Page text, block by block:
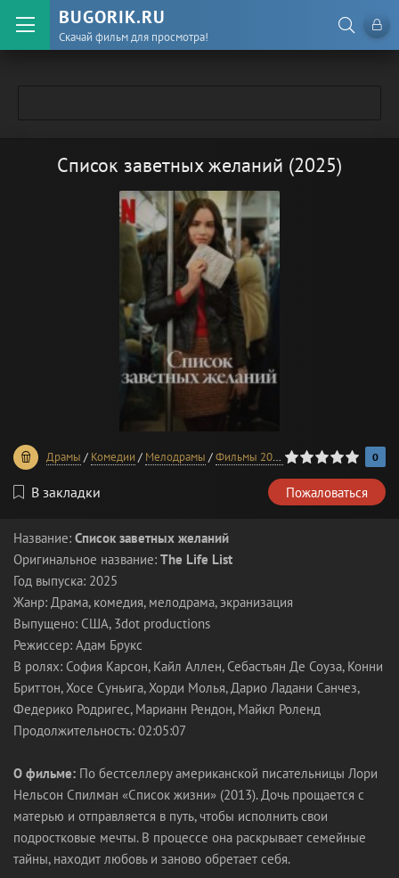
BUGORIK.RU
Скачай фильм для просмотра!
Список заветных желаний (2025)
Драмы / Комедии / Мелодрамы /Фильмы 2025 года
0 1 2 3 4 5 0
В закладки Пожаловаться
Название: Список заветных желаний
Оригинальное название: The Life List
Год выпуска: 2025
Жанр: Драма, комедия, мелодрама, экранизация
Выпущено: США, 3dot productions
Режиссер: Адам Брукс
В ролях: София Карсон, Кайл Аллен, Себастьян Де Соуза, Конни
Бриттон, Хосе Суньига, Хорди Молья, Дарио Ладани Санчез,
Федерико Родригес, Марианн Рендон, Майкл Роленд
Продолжительность: 02:05:07
О фильме: По бестселлеру американской писательницы Лори
Нельсон Спилман «Список жизни» (2013). Дочь прощается с
матерью и отправляется в путь, чтобы исполнить свои
подростковые мечты. В процессе она раскрывает семейные
тайны, находит любовь и заново обретает себя.